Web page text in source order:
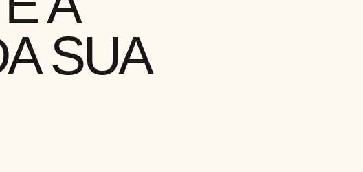
SUA